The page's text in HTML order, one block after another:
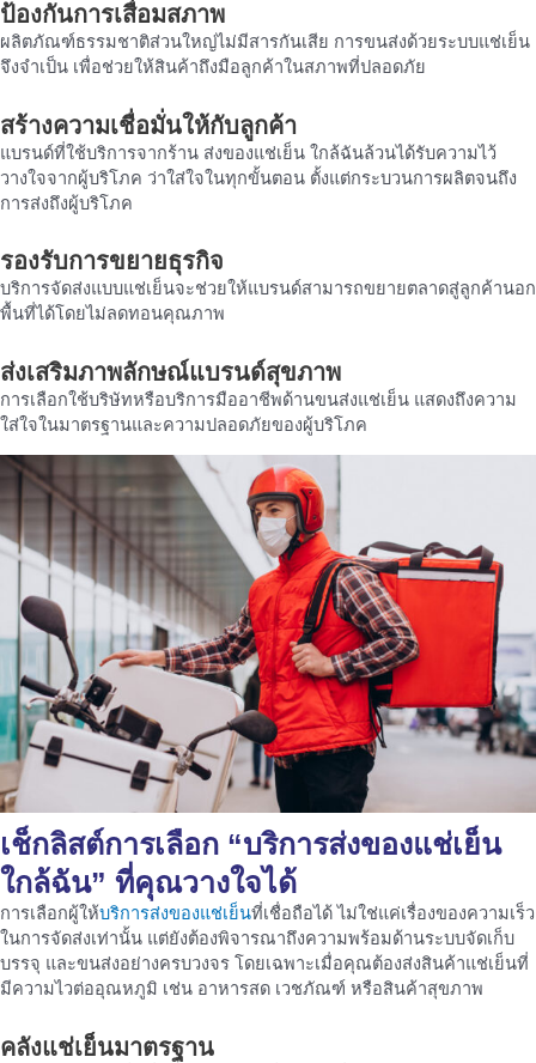
ป้องกันการเสื่อมสภาพ
ผลิตภัณฑ์ธรรมชาติส่วนใหญ่ไม่มีสารกันเสีย การขนส่งด้วยระบบแช่เย็น
จึงจำเป็น เพื่อช่วยให้สินค้าถึงมือลูกค้าในสภาพที่ปลอดภัย
สร้างความเชื่อมั่นให้กับลูกค้า
แบรนด์ที่ใช้บริการจากร้าน ส่งของแช่เย็น ใกล้ฉันล้วนได้รับความไว้
วางใจจากผู้บริโภค ว่าใส่ใจในทุกขั้นตอน ตั้งแต่กระบวนการผลิตจนถึง
การส่งถึงผู้บริโภค
รองรับการขยายธุรกิจ
บริการจัดส่งแบบแช่เย็นจะช่วยให้แบรนด์สามารถขยายตลาดสู่ลูกค้านอก
พื้นที่ได้โดยไม่ลดทอนคุณภาพ
ส่งเสริมภาพลักษณ์แบรนด์สุขภาพ
การเลือกใช้บริษัทหรือบริการมืออาชีพด้านขนส่งแช่เย็น แสดงถึงความ
ใส่ใจในมาตรฐานและความปลอดภัยของผู้บริโภค
เช็กลิสต์การเลือก “บริการส่งของแช่เย็น
ใกล้ฉัน” ที่คุณวางใจได้
การเลือกผู้ให้บริการส่งของแช่เย็นที่เชื่อถือได้ ไม่ใช่แค่เรื่องของความเร็ว
ในการจัดส่งเท่านั้น แต่ยังต้องพิจารณาถึงความพร้อมด้านระบบจัดเก็บ
บรรจุ และขนส่งอย่างครบวงจร โดยเฉพาะเมื่อคุณต้องส่งสินค้าแช่เย็นที่
มีความไวต่ออุณหภูมิ เช่น อาหารสด เวชภัณฑ์ หรือสินค้าสุขภาพ
คลังแช่เย็นมาตรฐาน